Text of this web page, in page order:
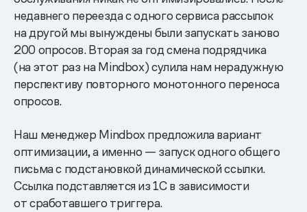
недавнего переезда с одного сервиса рассылок
на другой мы вынуждены были запускать заново
200 опросов. Вторая за год смена подрядчика
(на этот раз на Mindbox) сулила нам нерадужную
перспективу повторного монотонного переноса
опросов.
Наш менеджер Mindbox предложила вариант
оптимизации, а именно — запуск одного общего
письма с подстановкой динамической ссылки.
Ссылка подставляется из 1С в зависимости
от сработавшего триггера.